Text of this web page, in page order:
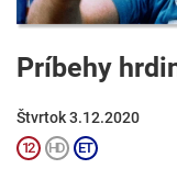
Príbehy
Štvrtok 3.12.2020